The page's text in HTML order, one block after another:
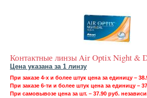
Контактные линзы Air Optix Night &
Цена указана за 1 линзу
При заказе 4-х и более штук цена за единицу –
При заказе 6-ти и более штук цена за единицу –
При самовывозе цена за шт. – 37.90 руб.